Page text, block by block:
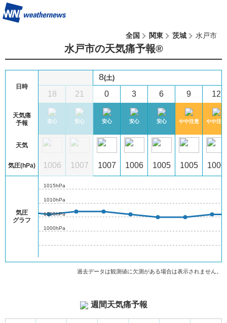
全国 関東 茨城 水戸市
水戸市の天気痛予報®︎
日時
天気痛
予報
天気
気圧(hPa)
気圧
グラフ
やや注意
1007
18
安心
1006
21
安心
1007
8(土)
0
安心
1007
3
安心
1006
6
安心
1005
9
やや注意
1005
12
やや注意
1006
1000hPa
1005hPa
1010hPa
1015hPa
過去データは観測値に欠測がある場合は表示されません。
週間天気痛予報